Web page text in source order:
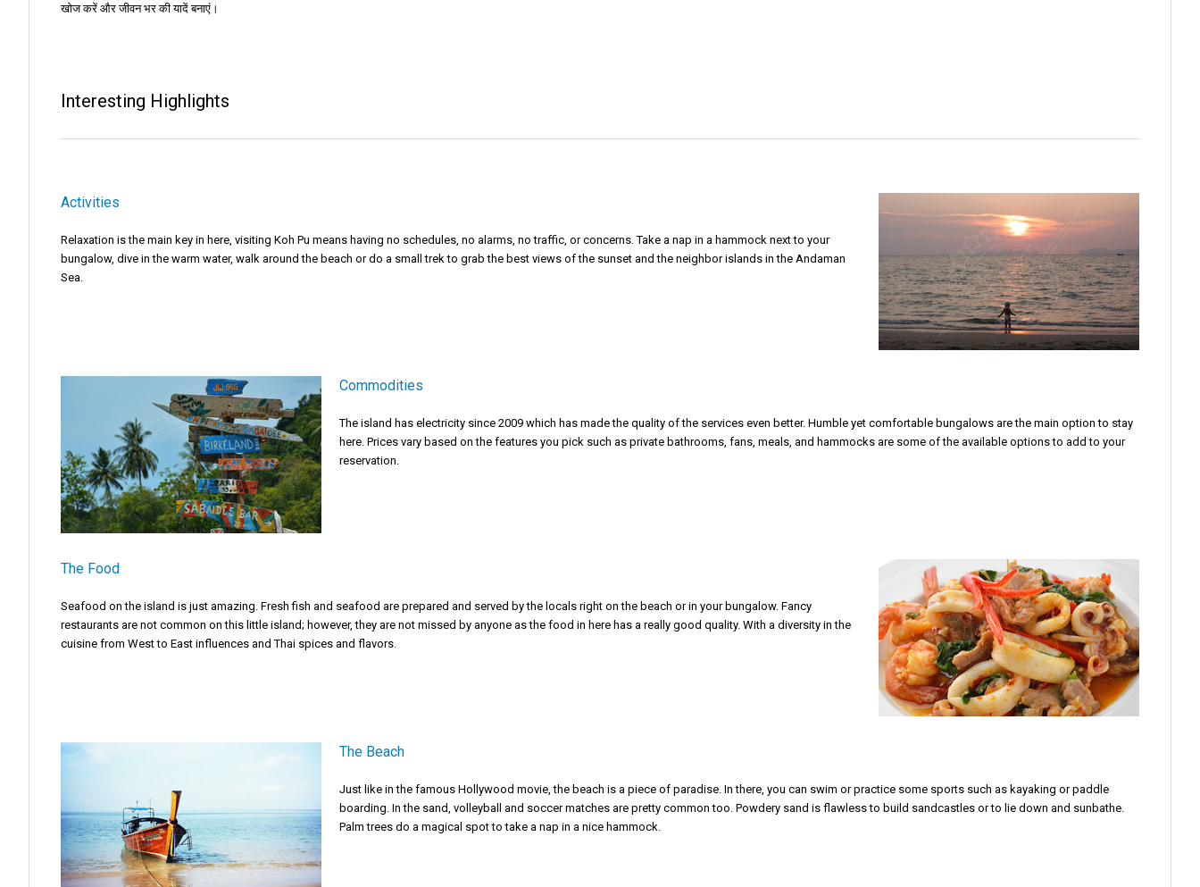
खोज करें और जीवन भर की यादें बनाएं।
Interesting Highlights
Activities
Relaxation is the main key in here, visiting Koh Pu means having no schedules, no alarms, no traffic, or concerns. Take a nap in a hammock next to your
bungalow, dive in the warm water, walk around the beach or do a small trek to grab the best views of the sunset and the neighbor islands in the Andaman
Sea.
Commodities
The island has electricity since 2009 which has made the quality of the services even better. Humble yet comfortable bungalows are the main option to stay
here. Prices vary based on the features you pick such as private bathrooms, fans, meals, and hammocks are some of the available options to add to your
reservation.
The Food
Seafood on the island is just amazing. Fresh fish and seafood are prepared and served by the locals right on the beach or in your bungalow. Fancy
restaurants are not common on this little island; however, they are not missed by anyone as the food in here has a really good quality. With a diversity in the
cuisine from West to East influences and Thai spices and flavors.
The Beach
Just like in the famous Hollywood movie, the beach is a piece of paradise. In there, you can swim or practice some sports such as kayaking or paddle
boarding. In the sand, volleyball and soccer matches are pretty common too. Powdery sand is flawless to build sandcastles or to lie down and sunbathe.
Palm trees do a magical spot to take a nap in a nice hammock.